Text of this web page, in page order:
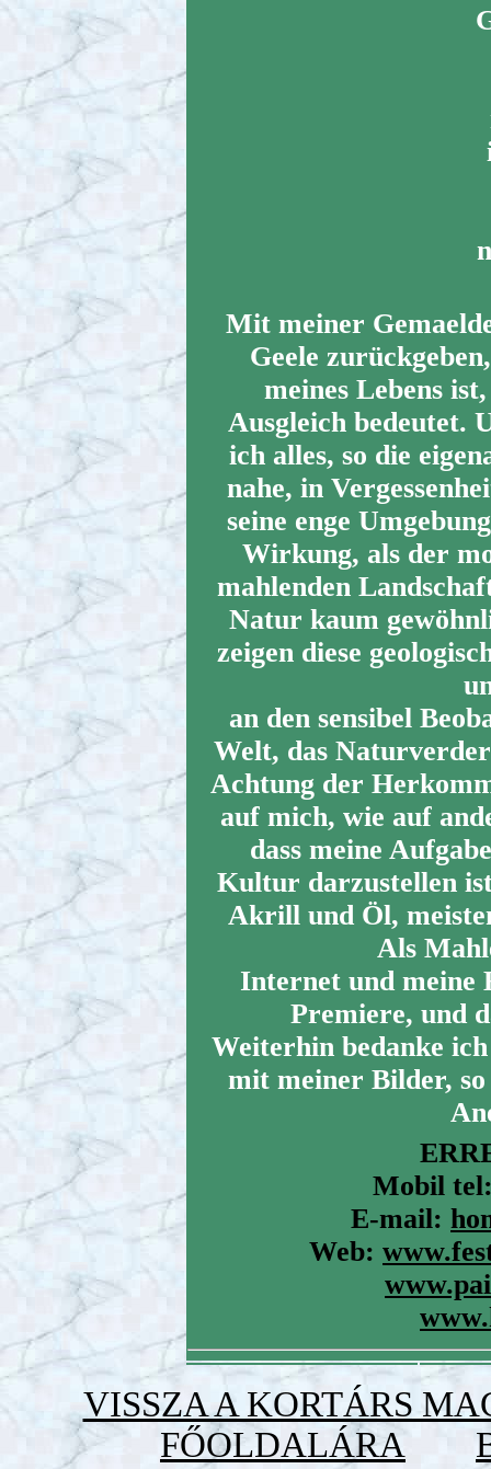
Mit meiner
Geele
meines Lebens
Ausgleich bedeutet.
ich alles, so die
nahe, in
seine enge
Wirkung, als der
mahlenden
Natur kaum
zeigen diese
an den sensibel
Welt, das
Achtung der
auf mich, wie auf
dass meine
Kultur darzustellen
Akrill und Öl,
Als
Internet und meine
Premiere, und
Weiterhin bedanke
mit meiner Bilder,
Mobil
E-mail:
Web:
VISSZA A KORTÁRS
FŐOLDALÁRA